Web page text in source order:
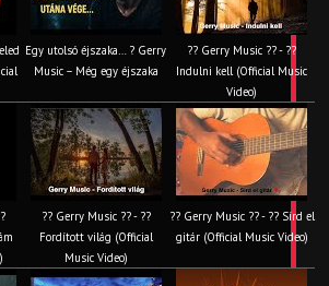
Egy utolsó éjszaka… ? Gerry
Music – Még egy éjszaka
?? Gerry Music ?? - ??
Indulni kell (Official Music
Video)
?? Gerry Music ?? - ??
Fordított világ (Official
Music Video)
?? Gerry Music ?? - ?? Sírd el
gitár (Official Music Video)